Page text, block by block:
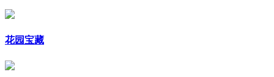
花园宝藏